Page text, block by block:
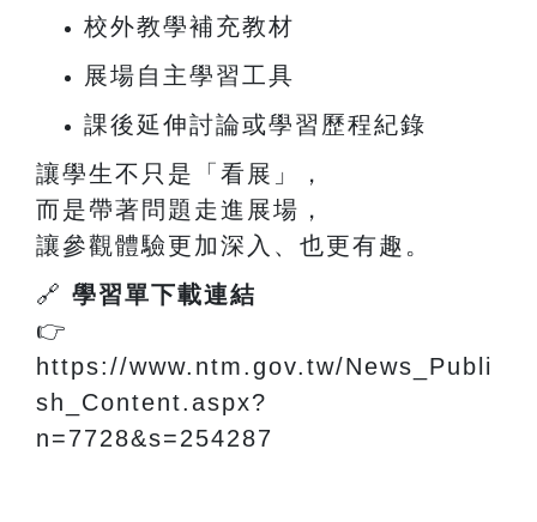
校外教學補充教材
展場自主學習工具
課後延伸討論或學習歷程紀錄
讓學生不只是「看展」，
而是帶著問題走進展場，
讓參觀體驗更加深入、也更有趣。
🔗 學習單下載連結
👉
https://www.ntm.gov.tw/News_Publi
sh_Content.aspx?
n=7728&s=254287